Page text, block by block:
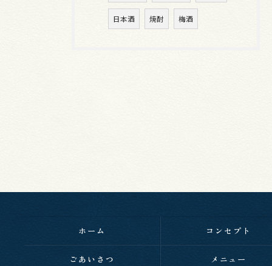
日本酒 焼酎 梅酒
ホーム コンセプト
ごあいさつ メニュー